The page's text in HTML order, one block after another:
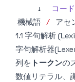
    ↓
コー
機械語 /
1.1 字句解析
字句解析器
列を トークンの
数値リテラル、